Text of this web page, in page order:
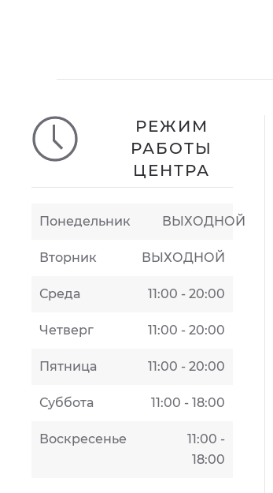
РЕЖИМ
РАБОТЫ
ЦЕНТРА
Понедельник ВЫХОДНОЙ
Вторник ВЫХОДНОЙ
Среда 11:00 - 20:00
Четверг 11:00 - 20:00
Пятница 11:00 - 20:00
Суббота 11:00 - 18:00
Воскресенье
11:00 -
18:00